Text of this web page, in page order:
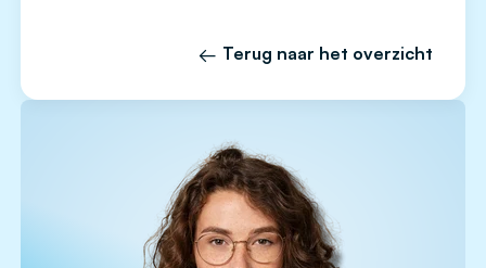
Terug naar het overzicht